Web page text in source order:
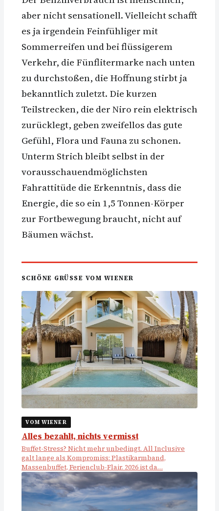
aber nicht sensationell. Vielleicht schafft
es ja irgendein Feinfühliger mit
Sommerreifen und bei flüssigerem
Verkehr, die Fünflitermarke nach unten
zu durchstoßen, die Hoffnung stirbt ja
bekanntlich zuletzt. Die kurzen
Teilstrecken, die der Niro rein elektrisch
zurücklegt, geben zweifellos das gute
Gefühl, Flora und Fauna zu schonen.
Unterm Strich bleibt selbst in der
vorausschauendmöglichsten
Fahrattitüde die Erkenntnis, dass die
Energie, die so ein 1,5 Tonnen-Körper
zur Fortbewegung braucht, nicht auf
Bäumen wächst.
SCHÖNE GRÜSSE VOM WIENER
VOM WIENER
Alles bezahlt, nichts vermisst
Buffet-Stress? Nicht mehr unbedingt. All Inclusive
galt lange als Kompromiss: Plastikarmband,
Massenbuffet, Ferienclub-Flair. 2026 ist da…